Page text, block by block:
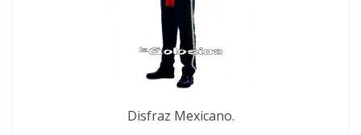
Disfraz Mexicano.